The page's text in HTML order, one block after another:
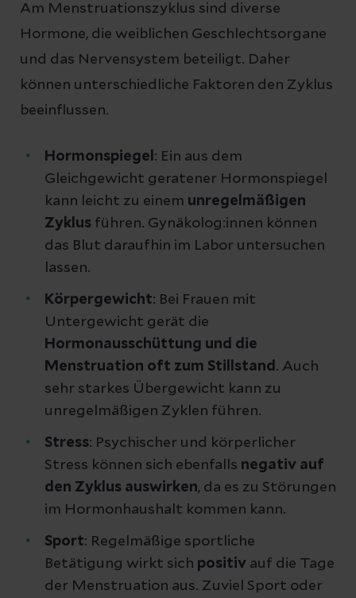
Am Menstruationszyklus sind diverse
Hormone, die weiblichen Geschlechtsorgane
und das Nervensystem beteiligt. Daher
können unterschiedliche Faktoren den Zyklus
beeinflussen.
Hormonspiegel : Ein aus dem
Gleichgewicht geratener Hormonspiegel
kann leicht zu einem unregelmäßigen
Zyklus führen. Gynäkolog:innen können
das Blut daraufhin im Labor untersuchen
lassen.
Körpergewicht: Bei Frauen mit
Untergewicht gerät die
Hormonausschüttung und die
Menstruation oft zum Stillstand . Auch
sehr starkes Übergewicht kann zu
unregelmäßigen Zyklen führen.
Stress: Psychischer und körperlicher
Stress können sich ebenfalls negativ auf
den Zyklus auswirken, da es zu Störungen
im Hormonhaushalt kommen kann.
Sport: Regelmäßige sportliche
Betätigung wirkt sich positiv auf die Tage
der Menstruation aus. Zuviel Sport oder